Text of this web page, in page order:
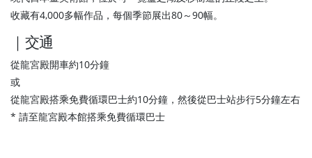
收藏有4,000多幅作品，每個季節展出80～90幅。
｜交通
從龍宮殿開車約10分鐘
或
從龍宮殿搭乘免費循環巴士約10分鐘，然後從巴士站步行5分鐘左右
* 請至龍宮殿本館搭乘免費循環巴士